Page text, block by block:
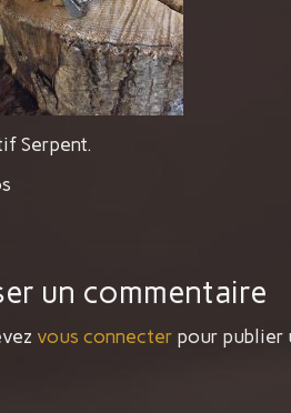
Serpent.
un commentaire
vous connecter pour publier